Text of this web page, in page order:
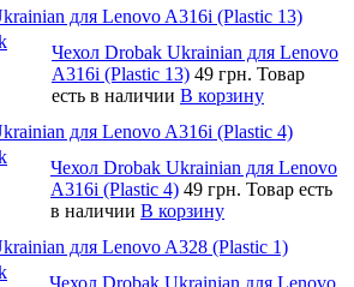
для Lenovo A316i (Plastic 13)
Чехол Drobak Ukrainian для Lenovo
A316i (Plastic 13) 49 грн. Товар
есть в наличии В корзину
для Lenovo A316i (Plastic 4)
Чехол Drobak Ukrainian для Lenovo
A316i (Plastic 4) 49 грн. Товар есть
в наличии В корзину
для Lenovo A328 (Plastic 1)
Чехол Drobak Ukrainian для Lenovo